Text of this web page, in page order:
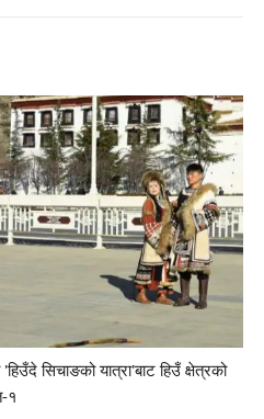
सिचाङको यात्रा'बाट हिउँ क्षेत्रको
१